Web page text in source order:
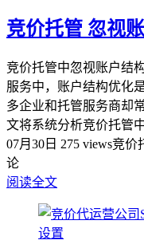
竞价托管 忽视
竞价托管中忽视账户结
服务中，账户结构优化
多企业和托管服务商却
文将系统分析竞价托管
07月30日 275 views竞价
论
阅读全文